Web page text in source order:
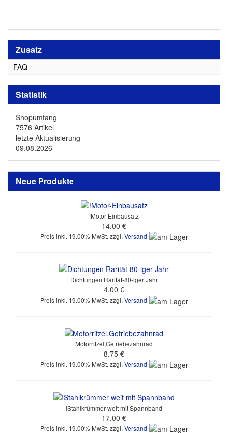
Zusatz
FAQ
Statistik
Shopumfang
7576 Artikel
letzte Aktualisierung
09.08.2026
Neue Produkte
!Motor-Einbausatz
14.00 €
Preis inkl. 19.00% MwSt. zzgl. Versand
Dichtungen Rarität-80-iger Jahr
4.00 €
Preis inkl. 19.00% MwSt. zzgl. Versand
Motorritzel,Getriebezahnrad
8.75 €
Preis inkl. 19.00% MwSt. zzgl. Versand
!Stahlkrümmer weit mit Spannband
17.00 €
Preis inkl. 19.00% MwSt. zzgl. Versand